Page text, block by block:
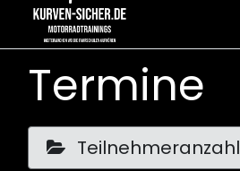
Termine
Teilnehmeranzahl